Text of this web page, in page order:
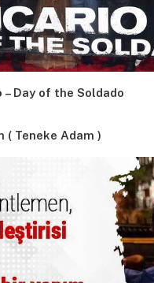
Day of the Soldado
( Teneke Adam )